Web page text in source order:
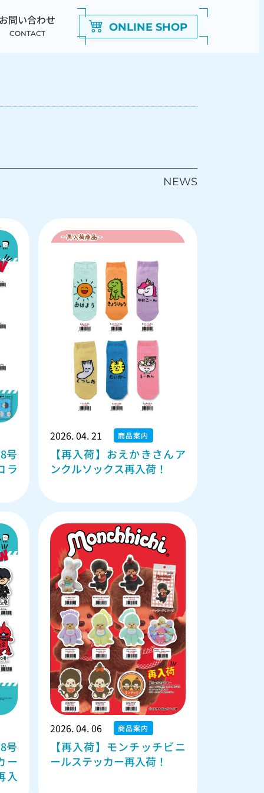
お問い合わせ
CONTACT ONLINE SHOP
NEWS
号
ラ
2026. 04. 21 商品案内
【再入荷】おえかきさんア
ンクルソックス再入荷！
号
ー
入
2026. 04. 06 商品案内
【再入荷】モンチッチビニ
ールステッカー再入荷！